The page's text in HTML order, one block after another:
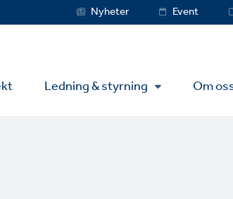
Service
MenuNyheter Event
Ledning & styrning Om